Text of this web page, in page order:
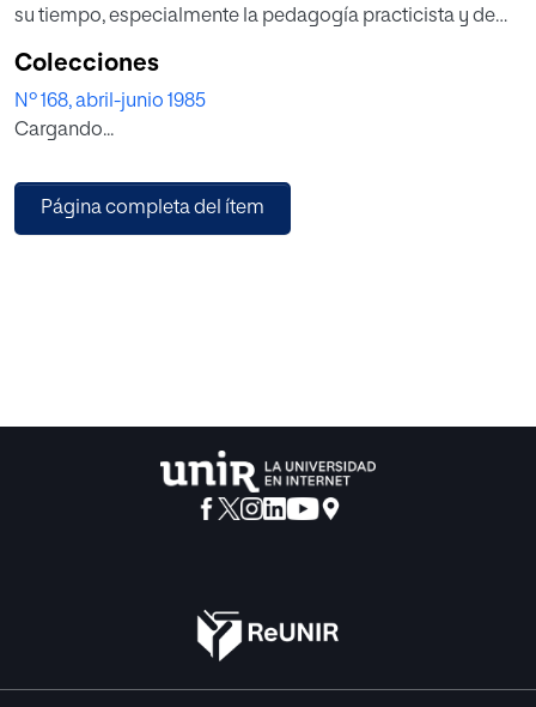
su tiempo, especialmente la pedagogía practicista y de
pedagogía orteguiana de la vitalidad, cuyo fin es fomentar
la vida creadora y la originalidad personal. Sin soslayar los
posibles errores o ambigüedades contenidos en su
establecida entre la pedagogía y una cosmovisión
filosófica (cultura) actualizada, que hace de la educación
Colecciones
Nº 168, abril-junio 1985
Cargando...
Página completa del ítem